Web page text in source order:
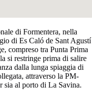
di Formentera, nella
di Es Caló de Sant Agustí
compreso tra Punta Prima
si restringe prima di salire
dalla lunga spiaggia di
attraverso la PM-
sia al porto di La Savina.